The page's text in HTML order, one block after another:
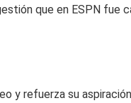
que en ESPN fue
y refuerza su